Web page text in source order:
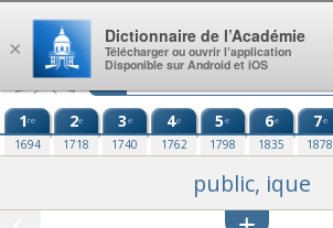
Aller au contenu
1re
1694
2e
1718
3e
1740
4e
1762
5e
1798
6e
1835
7e
1878
public, ique
×
Dictionnaire de l’Académie
Télécharger ou ouvrir l’application
Disponible sur Android et iOS